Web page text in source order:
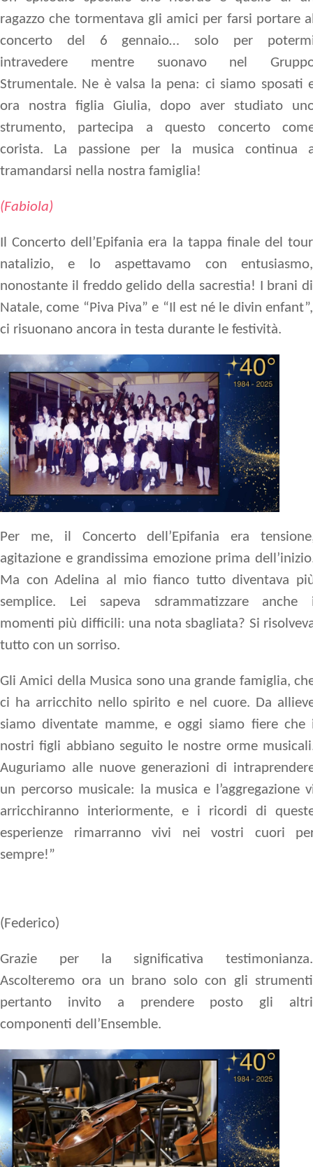
ragazzo che tormentava gli amici per farsi portare
concerto del 6 gennaio… solo per
intravedere mentre suonavo nel
Strumentale. Ne è valsa la pena: ci siamo sposati
ora nostra figlia Giulia, dopo aver studiato
strumento, partecipa a questo concerto
corista. La passione per la musica continua
tramandarsi nella nostra famiglia!
(Fabiola)
Il Concerto dell’Epifania era la tappa finale del tour
natalizio, e lo aspettavamo con entusiasmo,
nonostante il freddo gelido della sacrestia! I brani di
Natale, come “Piva Piva” e “Il est né le divin enfant”,
ci risuonano ancora in testa durante le festività.
Per me, il Concerto dell’Epifania era
agitazione e grandissima emozione prima
Ma con Adelina al mio fianco tutto diventava
semplice. Lei sapeva sdrammatizzare anche
momenti più difficili: una nota sbagliata? Si
tutto con un sorriso.
Gli Amici della Musica sono una grande famiglia,
ci ha arricchito nello spirito e nel cuore. Da
siamo diventate mamme, e oggi siamo fiere che
nostri figli abbiano seguito le nostre orme
Auguriamo alle nuove generazioni di
un percorso musicale: la musica e l’aggregazione
arricchiranno interiormente, e i ricordi di
esperienze rimarranno vivi nei vostri cuori
sempre!”
(Federico)
Grazie per la significativa testimonianza.
Ascolteremo ora un brano solo con gli strumenti
pertanto invito a prendere posto gli altri
componenti dell’Ensemble.